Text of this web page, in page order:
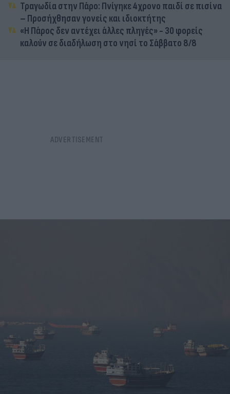
Τραγωδία στην Πάρο: Πνίγηκε 4χρονο παιδί σε πισίνα
– Προσήχθησαν γονείς και ιδιοκτήτης
«Η Πάρος δεν αντέχει άλλες πληγές» - 30 φορείς
καλούν σε διαδήλωση στο νησί το Σάββατο 8/8